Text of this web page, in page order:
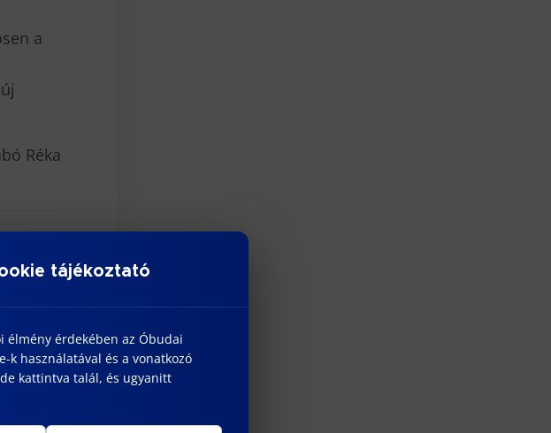
a
Réka
tájékoztató
élmény érdekében az Óbudai
k használatával és a vonatkozó
kattintva talál, és ugyanitt